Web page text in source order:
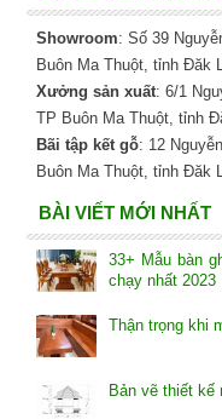
Showroom: Số 39
Buôn Ma Thuột, tỉnh Đăk
Xưởng sản xuất: 6/1
TP Buôn Ma Thuột, tỉnh
Bãi tập kết gỗ: 12
Buôn Ma Thuột, tỉnh Đăk
BÀI VIẾT MỚI NHẤT
33+ Mẫu bàn
chạy nhất 2023
Thận trọng khi
Bản vẽ thiết kế